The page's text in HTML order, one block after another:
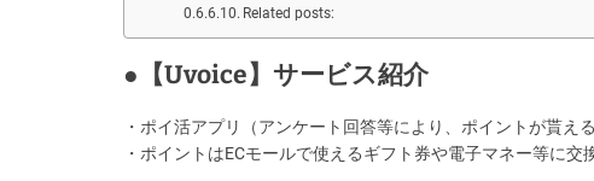
Related posts:
●【Uvoice】サービス紹介
・ポイ活アプリ（アンケート回答等により、ポイントが貰え
・ポイントはECモールで使えるギフト券や電子マネー等に交